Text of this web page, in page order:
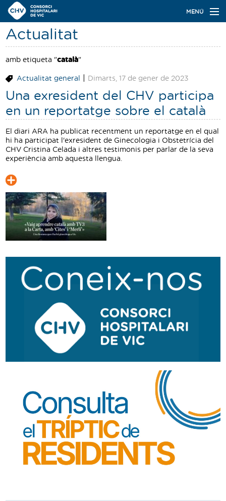
Navegació
principal
MENÚ
Actualitat
Coneix el Consorci
Especialitats
Oferta de places
Contacte
Català
Traductor
Actualitat
amb etiqueta "català"
Actualitat general Dimarts, 17 de gener de 2023
Una exresident del CHV participa
en un reportatge sobre el català
El diari ARA ha publicat recentment un reportatge en el qual
hi ha participat l'exresident de Ginecologia i Obstetrícia del
CHV Cristina Celada i altres testimonis per parlar de la seva
experiència amb aquesta llengua.
Navegació
secundària